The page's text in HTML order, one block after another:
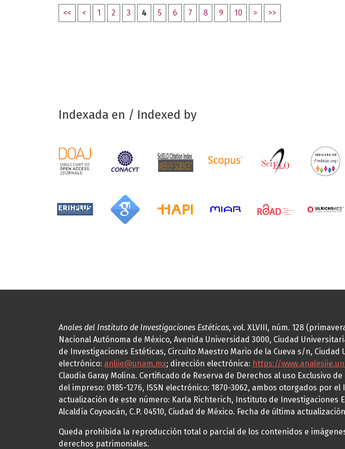
<< < 1 2 3 4 5 6 7 8 9 10 > >>
Indexada en / Indexed by
Anales del Instituto de Investigaciones Estéticas, vol. XLVIII, núm. 128
Nacional Autónoma de México, Avenida Universidad 3000, Ciudad
de Investigaciones Estéticas, Circuito Maestro Mario de la Cueva s/n, Ciudad
electrónico: anliie@unam.mx; dirección electrónica: https://
Claudia Garay Molina. Certificado de Reserva de Derechos al uso Exclusivo
del impreso: 0185-1276, ISSN electrónico: 1870-3062, ambos otorgados por
actualización de este número: Karla Richterich, Instituto de Investigaciones
Alcaldía Coyoacán, C.P. 04510, Ciudad de México. Fecha de última
Queda prohibida la reproducción total o parcial de los contenidos e
derechos patrimoniales.